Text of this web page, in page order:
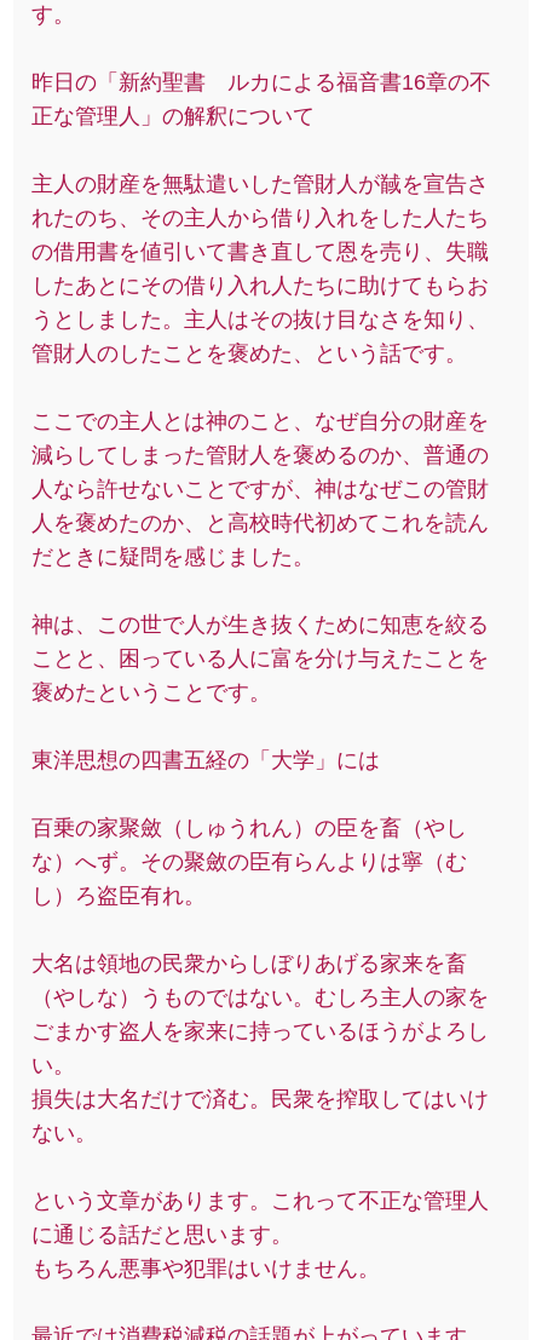
す。
昨日の「新約聖書 ルカによる福音書16章の不
正な管理人」の解釈について
主人の財産を無駄遣いした管財人が馘を宣告さ
れたのち、その主人から借り入れをした人たち
の借用書を値引いて書き直して恩を売り、失職
したあとにその借り入れ人たちに助けてもらお
うとしました。主人はその抜け目なさを知り、
管財人のしたことを褒めた、という話です。
ここでの主人とは神のこと、なぜ自分の財産を
減らしてしまった管財人を褒めるのか、普通の
人なら許せないことですが、神はなぜこの管財
人を褒めたのか、と高校時代初めてこれを読ん
だときに疑問を感じました。
神は、この世で人が生き抜くために知恵を絞る
ことと、困っている人に富を分け与えたことを
褒めたということです。
東洋思想の四書五経の「大学」には
百乗の家聚斂（しゅうれん）の臣を畜（やし
な）へず。その聚斂の臣有らんよりは寧（む
し）ろ盗臣有れ。
大名は領地の民衆からしぼりあげる家来を畜
（やしな）うものではない。むしろ主人の家を
ごまかす盗人を家来に持っているほうがよろし
い。
損失は大名だけで済む。民衆を搾取してはいけ
ない。
という文章があります。これって不正な管理人
に通じる話だと思います。
もちろん悪事や犯罪はいけません。